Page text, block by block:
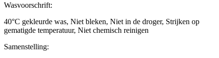
Wasvoorschrift:
40°C gekleurde was, Niet bleken, Niet in de droger, Strijken op
gematigde temperatuur, Niet chemisch reinigen
Samenstelling: